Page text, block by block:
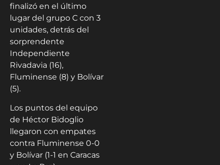
finalizó en el último
lugar del grupo C con 3
unidades, detrás del
sorprendente
Independiente
Rivadavia (16),
Fluminense (8) y Bolívar
(5).
Los puntos del equipo
de Héctor Bidoglio
llegaron con empates
contra Fluminense 0-0
y Bolívar (1-1 en Caracas